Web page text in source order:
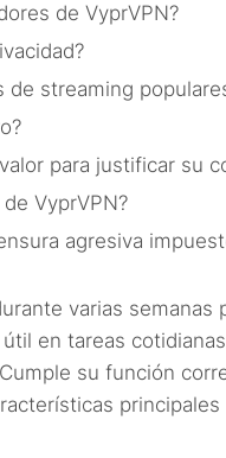
de VyprVPN?
de streaming
para justificar su
VyprVPN?
agresiva
varias
en tareas
su función